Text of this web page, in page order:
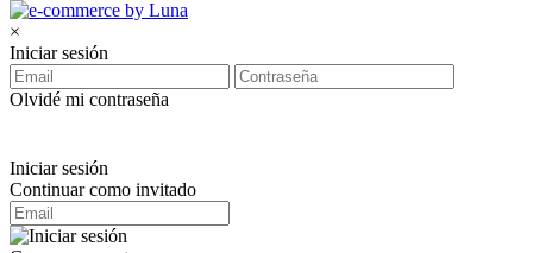
×
Iniciar sesión
Olvidé mi contraseña
Iniciar sesión
Continuar como invitado